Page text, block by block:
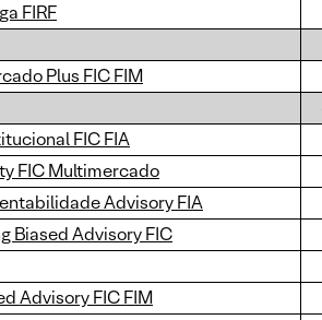
FIRF
Plus FIC FIM
FIC FIA
FIC Multimercado
Advisory FIA
Biased Advisory FIC
Advisory FIC FIM